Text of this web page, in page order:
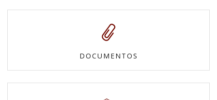
DOCUMENTOS